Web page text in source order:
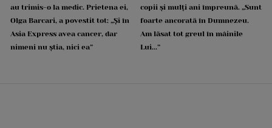
au trimis-o la medic. Prietena ei,
Olga Barcari, a povestit tot: „Și în
Asia Express avea cancer, dar
nimeni nu știa, nici ea”
copii și mulți ani împreună. „Sunt
foarte ancorată în Dumnezeu.
Am lăsat tot greul în mâinile
Lui...”